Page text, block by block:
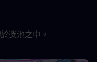
於獎池之中。